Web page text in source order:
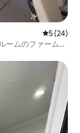
レビュー
5 (24)
ームのファームハ